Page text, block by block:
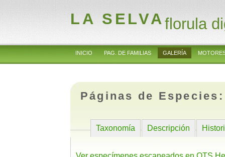
LA SELVAflorula
INICIO PAG. DE FAMILIAS GALERÍA
Páginas de
Taxonomía Descripción